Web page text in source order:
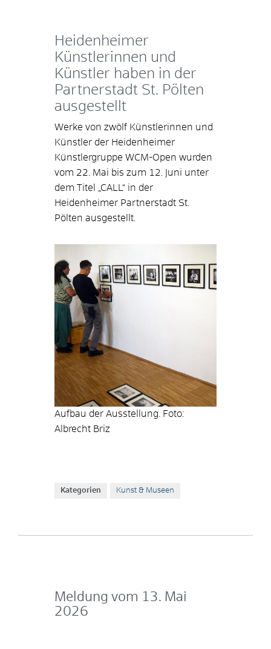
Heidenheimer
Künstlerinnen und
Künstler haben in der
Partnerstadt St. Pölten
ausgestellt
Werke von zwölf Künstlerinnen und
Künstler der Heidenheimer
Künstlergruppe WCM-Open wurden
vom 22. Mai bis zum 12. Juni unter
dem Titel „CALL“ in der
Heidenheimer Partnerstadt St.
Pölten ausgestellt.
Aufbau der Ausstellung. Foto:
Albrecht Briz
Kategorien Kunst & Museen
Meldung vom 13. Mai
2026